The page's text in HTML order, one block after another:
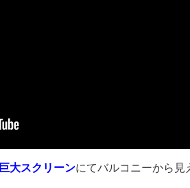
巨大スクリーンにてバルコニーから見